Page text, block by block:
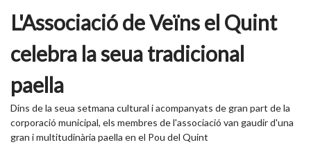
L'Associació de Veïns el Quint
celebra la seua tradicional
paella
Dins de la seua setmana cultural i acompanyats de gran part de la
corporació municipal, els membres de l'associació van gaudir d'una
gran i multitudinària paella en el Pou del Quint